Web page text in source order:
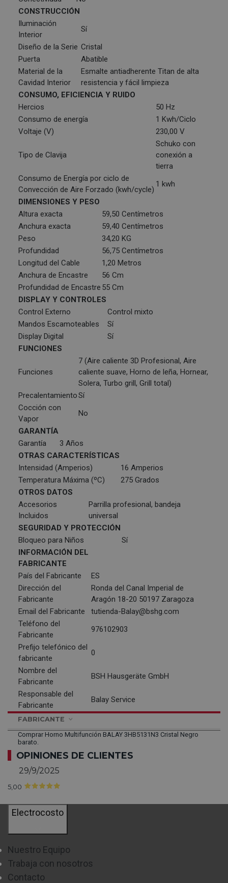
CONSTRUCCIÓN
Iluminación
Interior
Sí
Diseño de la Serie Cristal
Puerta
Abatible
Material de la
Cavidad Interior
Esmalte antiadherente Titan de alta
resistencia y fácil limpieza
CONSUMO, EFICIENCIA Y RUIDO
Hercios
50 Hz
Consumo de energía
1 Kwh/Ciclo
Voltaje (V)
230,00 V
Tipo de Clavija
Schuko con
conexión a
tierra
Consumo de Energía por ciclo de
Convección de Aire Forzado (kwh/cycle)
1 kwh
DIMENSIONES Y PESO
Altura exacta
59,50 Centímetros
Anchura exacta
59,40 Centímetros
Peso
34,20 KG
Profundidad
56,75 Centímetros
Longitud del Cable
1,20 Metros
Anchura de Encastre
56 Cm
Profundidad de Encastre 55 Cm
DISPLAY Y CONTROLES
Control Externo
Control mixto
Mandos Escamoteables
Sí
Display Digital
Sí
FUNCIONES
Funciones
7 (Aire caliente 3D Profesional, Aire
caliente suave, Horno de leña, Hornear,
Solera, Turbo grill, Grill total)
PrecalentamientoSí
Cocción con
Vapor
No
GARANTÍA
Garantía
3 Años
OTRAS CARACTERÍSTICAS
Intensidad (Amperios)
16 Amperios
Temperatura Máxima (ºC)
275 Grados
OTROS DATOS
Accesorios
Incluidos
Parrilla profesional, bandeja
universal
SEGURIDAD Y PROTECCIÓN
Bloqueo para Niños
Sí
INFORMACIÓN DEL
FABRICANTE
País del Fabricante
ES
Dirección del
Fabricante
Ronda del Canal Imperial de
Aragón 18-20 50197 Zaragoza
Email del Fabricante
tutienda-Balay@bshg.com
Teléfono del
Fabricante
976102903
Prefijo telefónico del
fabricante
0
Nombre del
Fabricante
BSH Hausgeräte GmbH
Responsable del
Fabricante
Balay Service
FABRICANTE
Comprar Horno Multifunción BALAY 3HB5131N3 Cristal Negro
barato.
OPINIONES DE CLIENTES
29/9/2025
5,00
Electrocosto
Nuestro Equipo
Trabaja con nosotros
Contacto